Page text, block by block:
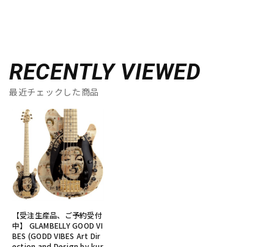
RECENTLY VIEWED
最近チェックした商品
【受注生産品、ご予約受付
中】 GLAMBELLY GOOD VI
BES (GODD VIBES Art Dir